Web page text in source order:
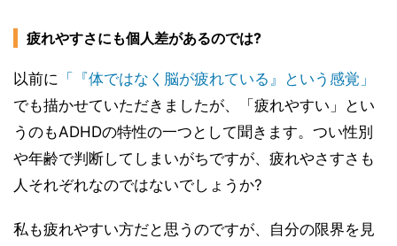
疲れやすさにも個人差があるのでは?
以前に 「『体ではなく脳が疲れている』という感覚」
でも描かせていただきましたが、「疲れやすい」とい
うのもADHDの特性の一つとして聞きます。つい性別
や年齢で判断してしまいがちですが、疲れやさすさも
人それぞれなのではないでしょうか?
私も疲れやすい方だと思うのですが、自分の限界を見